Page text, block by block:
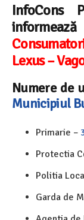
InfoCons
Lexus –
Numere de
Municipiul
Primarie –
Protectia
Politia
Garda de